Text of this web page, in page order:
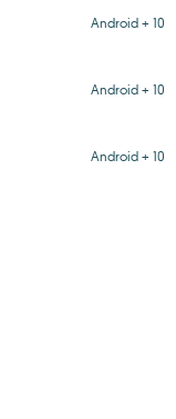
Android + 10
Android + 10
Android + 10